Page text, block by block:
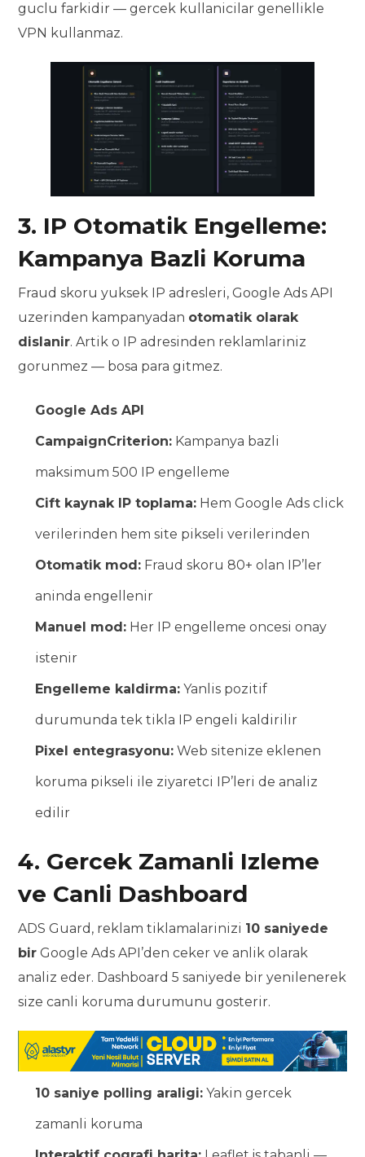
guclu farkidir — gercek kullanicilar genellikle
VPN kullanmaz.
3. IP Otomatik Engelleme:
Kampanya Bazli Koruma
Fraud skoru yuksek IP adresleri, Google Ads API
uzerinden kampanyadan otomatik olarak
dislanir. Artik o IP adresinden reklamlariniz
gorunmez — bosa para gitmez.
Google Ads API
CampaignCriterion: Kampanya bazli
maksimum 500 IP engelleme
Cift kaynak IP toplama: Hem Google Ads click
verilerinden hem site pikseli verilerinden
Otomatik mod: Fraud skoru 80+ olan IP’ler
aninda engellenir
Manuel mod: Her IP engelleme oncesi onay
istenir
Engelleme kaldirma: Yanlis pozitif
durumunda tek tikla IP engeli kaldirilir
Pixel entegrasyonu: Web sitenize eklenen
koruma pikseli ile ziyaretci IP’leri de analiz
edilir
4. Gercek Zamanli Izleme
ve Canli Dashboard
ADS Guard, reklam tiklamalarinizi 10 saniyede
bir Google Ads API’den ceker ve anlik olarak
analiz eder. Dashboard 5 saniyede bir yenilenerek
size canli koruma durumunu gosterir.
10 saniye polling araligi: Yakin gercek
zamanli koruma